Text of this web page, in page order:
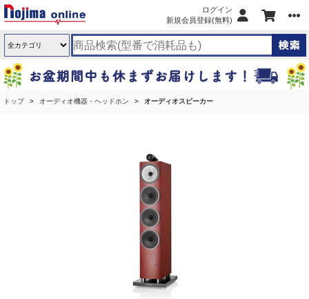
ログイン
新規会員登録(無料)
トップ オーディオ機器・ヘッドホン オーディオスピーカー